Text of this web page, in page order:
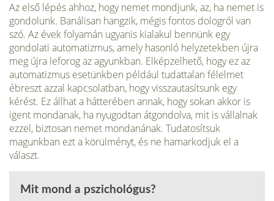
Az első lépés ahhoz, hogy nemet mondjunk, az, ha nemet is
gondo­lunk. Banálisan hangzik, mégis fontos dologról van
szó. Az évek folya­mán ugyanis kialakul bennünk egy
gondolati automatizmus, amely hasonló helyzetekben újra
meg újra leforog az agyunkban. Elképzelhető, hogy ez az
automatizmus esetünkben például tudattalan félelmet
ébreszt azzal kapcsolatban, hogy visszautasít­sunk egy
kérést. Ez állhat a hátterében annak, hogy sokan akkor is
igent mon­danak, ha nyugodtan átgondolva, mit is vállalnak
ezzel, biztosan nemet mon­danának. Tudatosítsuk
magunkban ezt a körülményt, és ne hamarkodjuk el a
választ.
Mit mond a pszichológus?